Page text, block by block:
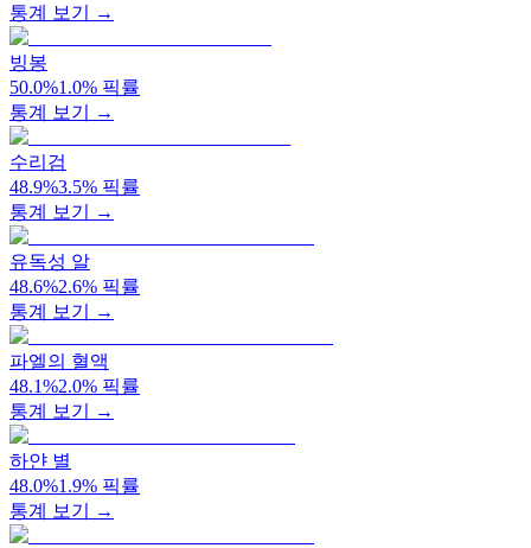
통계 보기 →
빙봉
50.0%1.0% 픽률
통계 보기 →
수리검
48.9%3.5% 픽률
통계 보기 →
유독성 알
48.6%2.6% 픽률
통계 보기 →
파엘의 혈액
48.1%2.0% 픽률
통계 보기 →
하얀 별
48.0%1.9% 픽률
통계 보기 →